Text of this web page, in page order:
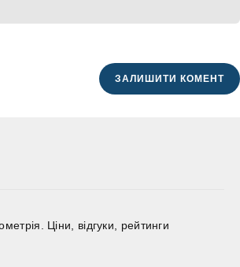
Ціни, відгуки, рейтинги
ЗАЛИШИТИ КОМЕНТ